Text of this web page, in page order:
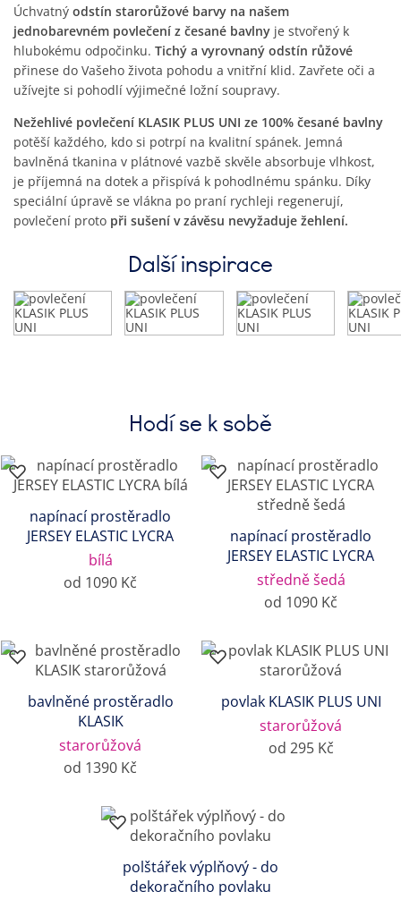
Úchvatný odstín starorůžové barvy na našem
jednobarevném povlečení z česané bavlny je stvořený k
hlubokému odpočinku. Tichý a vyrovnaný odstín růžové
přinese do Vašeho života pohodu a vnitřní klid. Zavřete oči a
užívejte si pohodlí výjimečné ložní soupravy.
Nežehlivé povlečení KLASIK PLUS UNI ze 100% česané bavlny
potěší každého, kdo si potrpí na kvalitní spánek. Jemná
bavlněná tkanina v plátnové vazbě skvěle absorbuje vlhkost,
je příjemná na dotek a přispívá k pohodlnému spánku. Díky
speciální úpravě se vlákna po praní rychleji regenerují,
povlečení proto při sušení v závěsu nevyžaduje žehlení.
Další inspirace
Hodí se k sobě
napínací prostěradlo
JERSEY ELASTIC LYCRA
bílá
od 1090 Kč
napínací prostěradlo
JERSEY ELASTIC LYCRA
středně šedá
od 1090 Kč
bavlněné prostěradlo
KLASIK
starorůžová
od 1390 Kč
povlak KLASIK PLUS UNI
starorůžová
od 295 Kč
polštářek výplňový - do
dekoračního povlaku